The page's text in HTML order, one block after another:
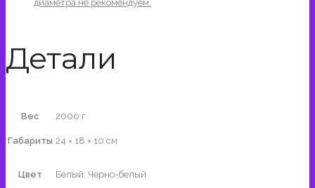
диаметра не рекомендуем.
Детали
Вес 2000 г
Габариты 24 × 18 × 10 см
Цвет Белый, Черно-белый